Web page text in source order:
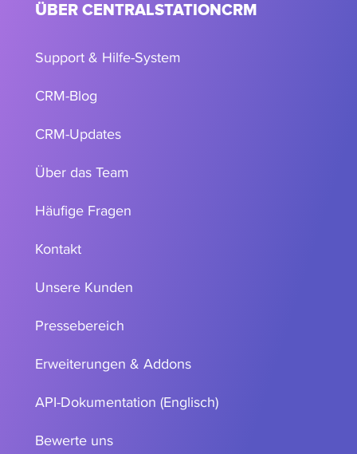
ÜBER CENTRALSTATIONCRM
Support & Hilfe-System
CRM-Blog
CRM-Updates
Über das Team
Häufige Fragen
Kontakt
Unsere Kunden
Pressebereich
Erweiterungen & Addons
API-Dokumentation (Englisch)
Bewerte uns